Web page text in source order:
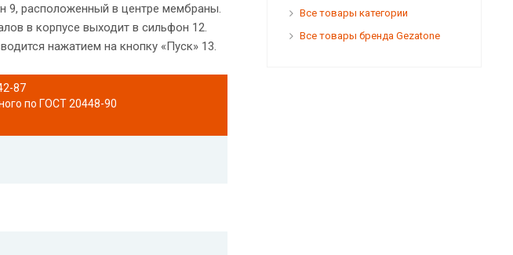
9, расположенный в центре мембраны.
в корпусе выходит в сильфон 12.
нажатием на кнопку «Пуск» 13.
87
по ГОСТ 20448-90
Все товары категории
Все товары бренда Gezatone